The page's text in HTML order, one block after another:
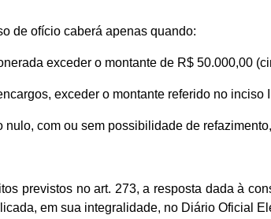
de ofício caberá apenas quando:
exceder o montante de R$ 50.000,00
exceder o montante referido no inciso
nulo, com ou sem possibilidade de
previstos no art. 273, a resposta dada à
em sua integralidade, no Diário Oficial